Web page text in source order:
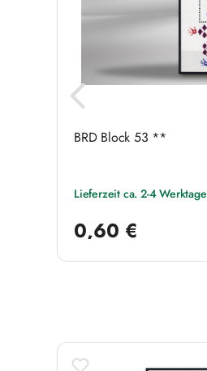
BRD Block 53 **
Lieferzeit ca. 2-4 Werktage
0,60 €